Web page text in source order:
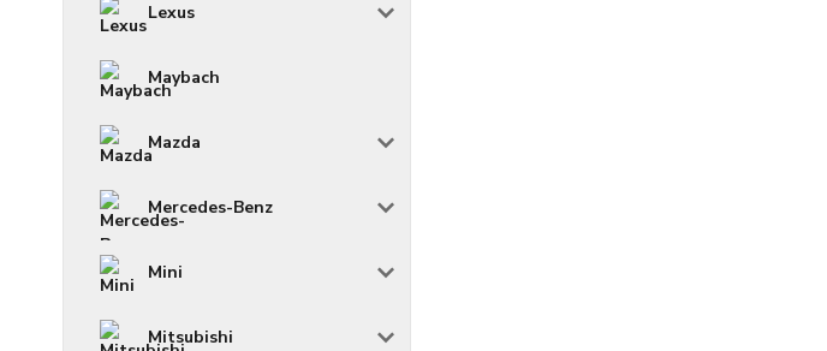
Lexus
Maybach
Mazda
Mercedes-Benz
Mini
Mitsubishi